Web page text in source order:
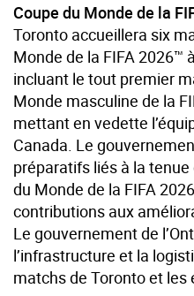
Coupe du Monde de la
Toronto accueillera six
Monde de la FIFA 2026™
incluant le tout premier
Monde masculine de la
mettant en vedette
Canada. Le
préparatifs liés à la
du Monde de la FIFA
contributions aux
Le gouvernement de
l’infrastructure et la
matchs de Toronto et les